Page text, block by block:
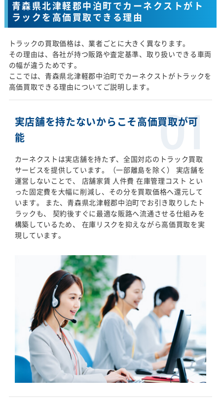
青森県北津軽郡中泊町でカーネクストがト
ラックを高価買取できる理由
トラックの買取価格は、業者ごとに大きく異なります。
その理由は、各社が持つ販路や査定基準、取り扱いできる車両
の幅が違うためです。
ここでは、青森県北津軽郡中泊町でカーネクストがトラックを
高価買取できる理由についてご説明します。
実店舗を持たないからこそ高価買取が可
能
カーネクストは実店舗を持たず、全国対応のトラック買取
サービスを提供しています。（一部離島を除く） 実店舗を
運営しないことで、 店舗家賃 人件費 在庫管理コスト とい
った固定費を大幅に削減し、その分を買取価格へ還元して
います。 また、青森県北津軽郡中泊町でお引き取りしたト
ラックも、 契約後すぐに最適な販路へ流通させる仕組みを
構築しているため、 在庫リスクを抑えながら高価買取を実
現しています。